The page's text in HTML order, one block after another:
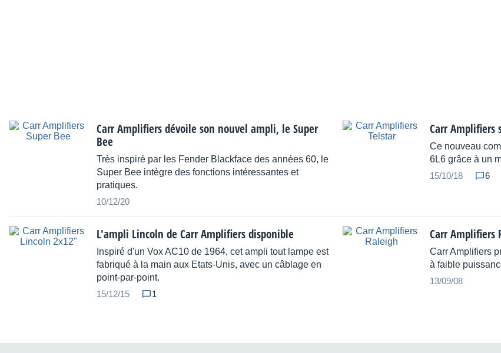
Carr Amplifiers dévoile son nouvel ampli, le Super
Bee
Très inspiré par les Fender Blackface des années 60, le
Super Bee intègre des fonctions intéressantes et
pratiques.
10/12/20
Carr Amplifiers
Ce nouveau
6L6 grâce à un
15/10/18
6
L'ampli Lincoln de Carr Amplifiers disponible
Inspiré d'un Vox AC10 de 1964, cet ampli tout lampe est
fabriqué à la main aux Etats-Unis, avec un câblage en
point-par-point.
15/12/15
1
Carr Amplifiers
Carr Amplifiers
à faible
13/09/08